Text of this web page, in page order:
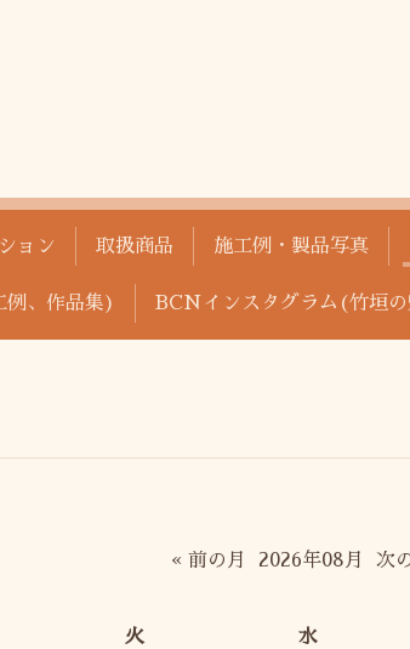
ョン 取扱商品 施工例・製品写真
例、作品集) BCNインスタグラム(竹垣
« 前の月 2026年08月 次
火 水